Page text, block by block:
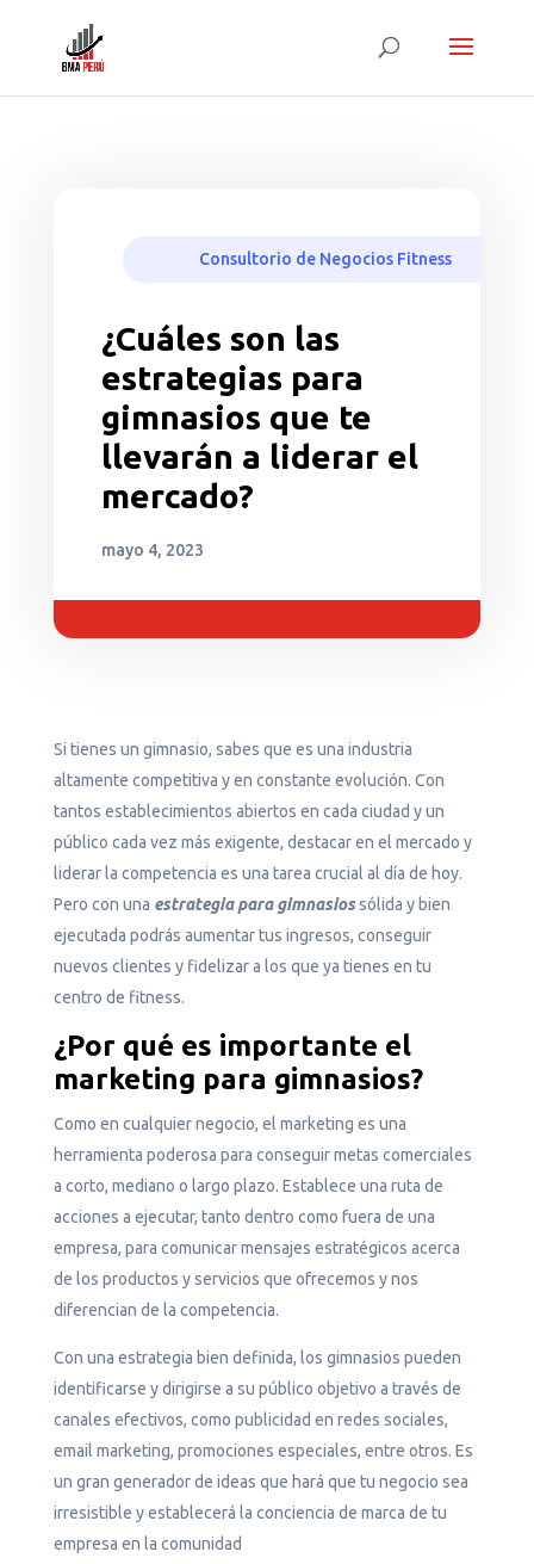
Consultorio de Negocios Fitness
¿Cuáles son las
estrategias para
gimnasios que te
llevarán a liderar el
mercado?
mayo 4, 2023
Si tienes un gimnasio, sabes que es una industria
altamente competitiva y en constante evolución. Con
tantos establecimientos abiertos en cada ciudad y un
público cada vez más exigente, destacar en el mercado y
liderar la competencia es una tarea crucial al día de hoy.
Pero con una estrategia para gimnasiossólida y bien
ejecutada podrás aumentar tus ingresos, conseguir
nuevos clientes y fidelizar a los que ya tienes en tu
centro de fitness.
¿Por qué es importante el
marketing para gimnasios?
Como en cualquier negocio, el marketing es una
herramienta poderosa para conseguir metas comerciales
a corto, mediano o largo plazo. Establece una ruta de
acciones a ejecutar, tanto dentro como fuera de una
empresa, para comunicar mensajes estratégicos acerca
de los productos y servicios que ofrecemos y nos
diferencian de la competencia.
Con una estrategia bien definida, los gimnasios pueden
identificarse y dirigirse a su público objetivo a través de
canales efectivos, como publicidad en redes sociales,
email marketing, promociones especiales, entre otros. Es
un gran generador de ideas que hará que tu negocio sea
irresistible y establecerá la conciencia de marca de tu
empresa en la comunidad